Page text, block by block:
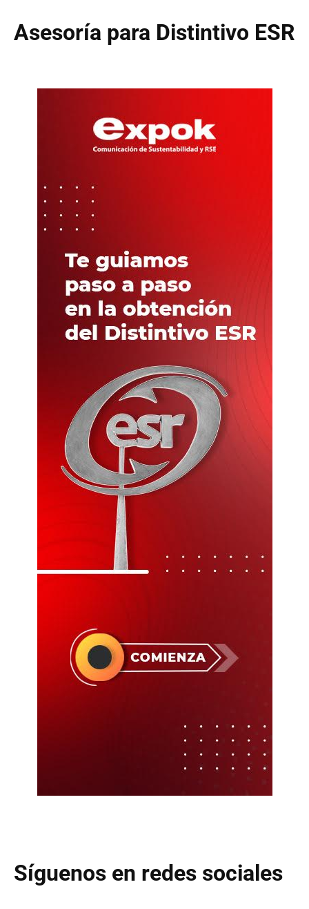
Asesoría para Distintivo ESR
Síguenos en redes sociales